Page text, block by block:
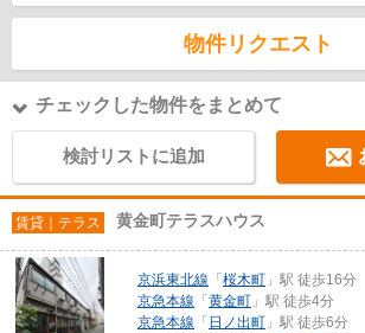
物件リクエスト
チェックした物件をまとめて
検討リストに追加
賃貸｜テラス 黄金町テラスハウス
京浜東北線 「 桜木町 」駅 徒歩16分
京急本線 「 黄金町 」駅 徒歩4分
京急本線 「 日ノ出町 」駅 徒歩6分